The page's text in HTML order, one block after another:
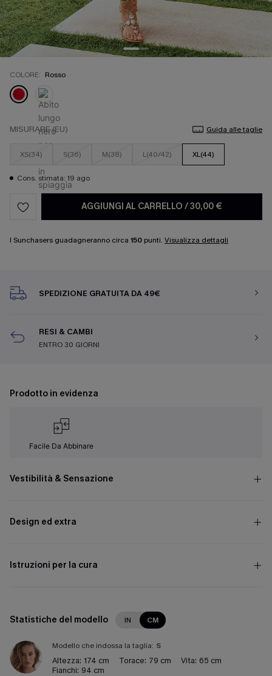
COLORE: Rosso
MISURARE (EU) Guida alle taglie
XS(34) S(36) M(38) L(40/42) XL(44)
Cons. stimata: 19 ago
AGGIUNGI AL CARRELLO /30,00 €
I Sunchasers guadagneranno circa 150 punti. Visualizza dettagli
SPEDIZIONE GRATUITA DA 49€
RESI & CAMBI
ENTRO 30 GIORNI
Prodotto in evidenza
Facile Da Abbinare
Vestibilità & Sensazione
Design ed extra
Istruzioni per la cura
Statistiche del modello IN CM
Modello che indossa la taglia: S
Altezza: 174 cm Torace: 79 cm Vita: 65 cm
Fianchi: 94 cm